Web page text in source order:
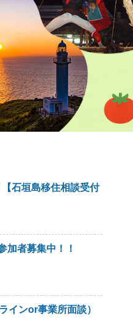
石垣島移住相談受付
加者募集中！！
インor事業所面談）